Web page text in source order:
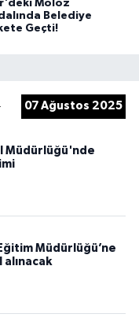
Moloz
Belediye
Geçti!
07 Ağustos 2025
Müdürlüğü'nde
Müdürlüğü’ne